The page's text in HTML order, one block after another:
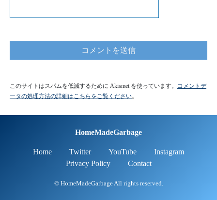
このサイトはスパムを低減するために Akismet を使っています。 コメントデ
ータの処理方法の詳細はこちらをご覧ください。
HomeMadeGarbage
Home Twitter YouTube
Instagram
Privacy Policy
Contact
© HomeMadeGarbage All rights reserved.